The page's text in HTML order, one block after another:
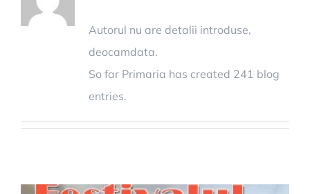
Autorul nu are detalii introduse,
deocamdata.
So far Primaria has created 241 blog
entries.